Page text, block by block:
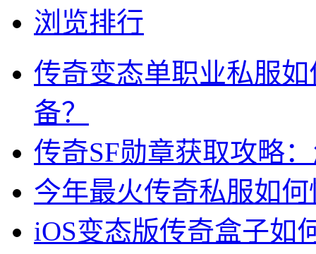
浏览排行
传奇变态单职业私服
备？
传奇SF勋章获取攻略
今年最火传奇私服如
iOS变态版传奇盒子如